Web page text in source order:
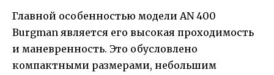
Главной особенностью модели AN 400
Burgman является его высокая проходимость
и маневренность. Это обусловлено
компактными размерами, небольшим